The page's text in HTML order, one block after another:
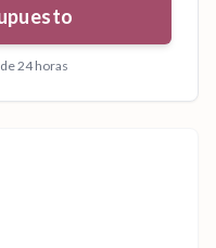
24 horas